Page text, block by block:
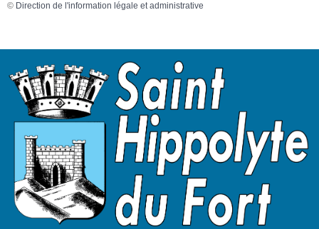
© Direction de l'information légale et administrative